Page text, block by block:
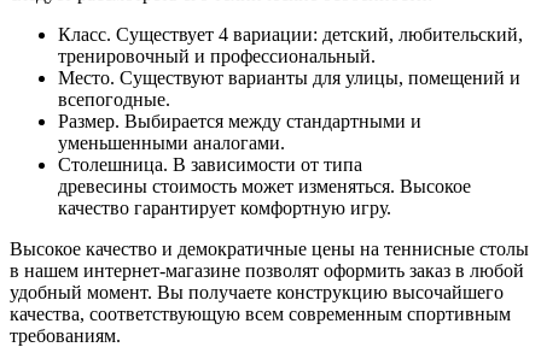
Класс. Существует 4 вариации: детский, любительский,
тренировочный и профессиональный.
Место. Существуют варианты для улицы, помещений и
всепогодные.
Размер. Выбирается между стандартными и
уменьшенными аналогами.
Столешница. В зависимости от типа
древесины стоимость может изменяться. Высокое
качество гарантирует комфортную игру.
Высокое качество и демократичные цены на теннисные столы
в нашем интернет-магазине позволят оформить заказ в любой
удобный момент. Вы получаете конструкцию высочайшего
качества, соответствующую всем современным спортивным
требованиям.